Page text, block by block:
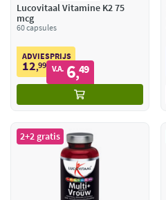
Lucovitaal Vitamine K2 75
mcg
60 capsules
ADVIESPRIJS
12,99 V.A. 6,49
2+2 gratis